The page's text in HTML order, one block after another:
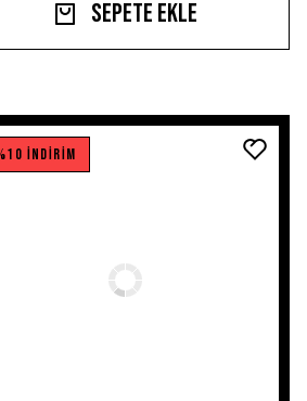
Sepete Ekle
İNDİRİM